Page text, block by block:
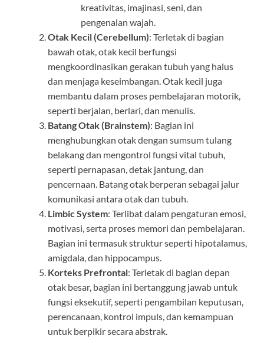
kreativitas, imajinasi, seni, dan
pengenalan wajah.
Otak Kecil (Cerebellum): Terletak di bagian
bawah otak, otak kecil berfungsi
mengkoordinasikan gerakan tubuh yang halus
dan menjaga keseimbangan. Otak kecil juga
membantu dalam proses pembelajaran motorik,
seperti berjalan, berlari, dan menulis.
Batang Otak (Brainstem): Bagian ini
menghubungkan otak dengan sumsum tulang
belakang dan mengontrol fungsi vital tubuh,
seperti pernapasan, detak jantung, dan
pencernaan. Batang otak berperan sebagai jalur
komunikasi antara otak dan tubuh.
Limbic System: Terlibat dalam pengaturan emosi,
motivasi, serta proses memori dan pembelajaran.
Bagian ini termasuk struktur seperti hipotalamus,
amigdala, dan hippocampus.
Korteks Prefrontal: Terletak di bagian depan
otak besar, bagian ini bertanggung jawab untuk
fungsi eksekutif, seperti pengambilan keputusan,
perencanaan, kontrol impuls, dan kemampuan
untuk berpikir secara abstrak.